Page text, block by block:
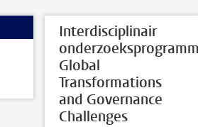
Interdisciplinair
Global
Transformations
and Governance
Challenges